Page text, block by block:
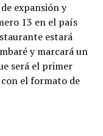
expansión y
13 en el país
estará
y marcará un
será el primer
el formato de